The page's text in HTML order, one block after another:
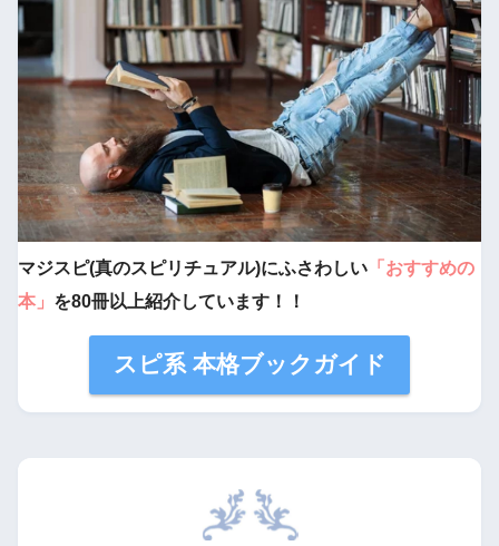
マジスピ(真のスピリチュアル)にふさわしい 「おすすめの
本」 を80冊以上紹介しています！！
スピ系 本格ブックガイド